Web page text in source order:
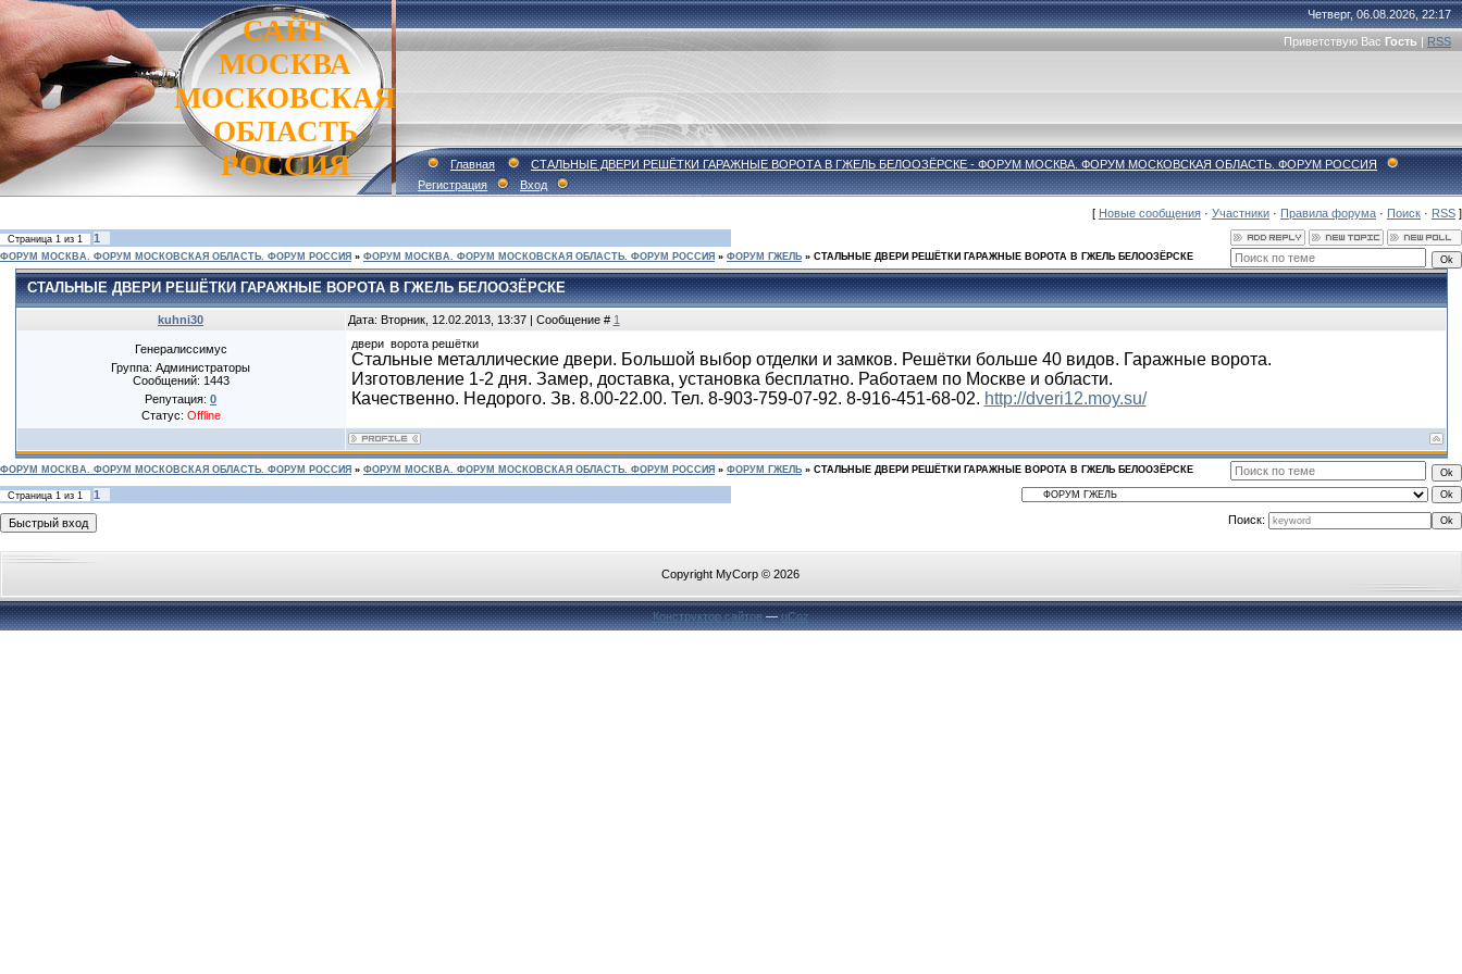
САЙТ
МОСКВА
МОСКОВСКАЯ
ОБЛАСТЬ
РОССИЯ
Четверг, 06.08.2026, 22:17
Приветствую Вас Гость | RSS
Главная
СТАЛЬНЫЕ ДВЕРИ РЕШЁТКИ ГАРАЖНЫЕ ВОРОТА В ГЖЕЛЬ БЕЛООЗЁРСКЕ - ФОРУМ МОСКВА. ФОРУМ МОСКОВСКАЯ ОБЛАСТЬ. ФОРУМ РОССИЯ
Регистрация
Вход
[ Новые сообщения · Участники · Правила форума · Поиск · RSS ]
Страница 1 из 1 1
ФОРУМ МОСКВА. ФОРУМ МОСКОВСКАЯ ОБЛАСТЬ. ФОРУМ РОССИЯ » ФОРУМ МОСКВА. ФОРУМ МОСКОВСКАЯ ОБЛАСТЬ. ФОРУМ РОССИЯ » ФОРУМ ГЖЕЛЬ » СТАЛЬНЫЕ ДВЕРИ РЕШЁТКИ ГАРАЖНЫЕ ВОРОТА В ГЖЕЛЬ БЕЛООЗЁРСКЕ
СТАЛЬНЫЕ ДВЕРИ РЕШЁТКИ ГАРАЖНЫЕ ВОРОТА В ГЖЕЛЬ БЕЛООЗЁРСКЕ
kuhni30 Дата: Вторник, 12.02.2013, 13:37 | Сообщение # 1
Генералиссимус
Группа: Администраторы
Сообщений: 1443
Репутация: 0
Статус: Offline
двери ворота решётки
Стальные металлические двери. Большой выбор отделки и замков. Решётки больше 40 видов. Гаражные ворота.
Изготовление 1-2 дня. Замер, доставка, установка бесплатно. Работаем по Москве и области.
Качественно. Недорого. Зв. 8.00-22.00. Тел. 8-903-759-07-92. 8-916-451-68-02. http://dveri12.moy.su/
ФОРУМ МОСКВА. ФОРУМ МОСКОВСКАЯ ОБЛАСТЬ. ФОРУМ РОССИЯ » ФОРУМ МОСКВА. ФОРУМ МОСКОВСКАЯ ОБЛАСТЬ. ФОРУМ РОССИЯ » ФОРУМ ГЖЕЛЬ » СТАЛЬНЫЕ ДВЕРИ РЕШЁТКИ ГАРАЖНЫЕ ВОРОТА В ГЖЕЛЬ БЕЛООЗЁРСКЕ
Страница 1 из 1
1
Поиск:
Copyright MyCorp © 2026
Конструктор сайтов—uCoz